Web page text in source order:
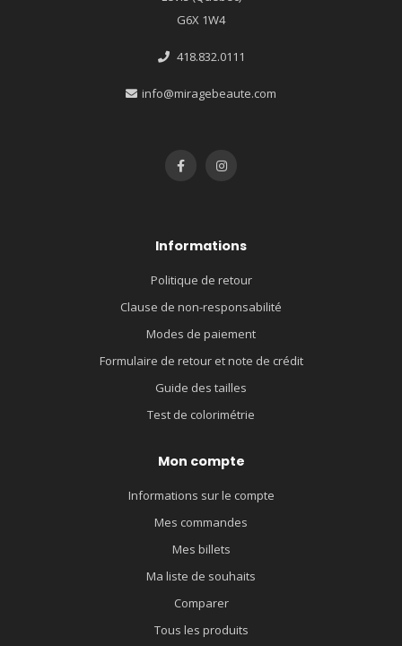
G6X 1W4
418.832.0111
info@miragebeaute.com
Informations
Politique de retour
Clause de non-responsabilité
Modes de paiement
Formulaire de retour et note de crédit
Guide des tailles
Test de colorimétrie
Mon compte
Informations sur le compte
Mes commandes
Mes billets
Ma liste de souhaits
Comparer
Tous les produits